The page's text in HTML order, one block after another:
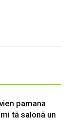
pamana
tā salonā un